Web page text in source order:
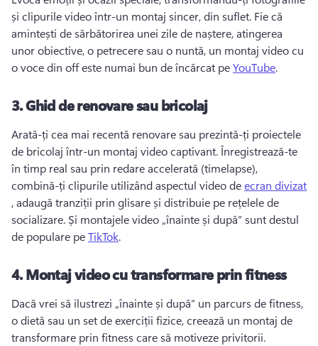
și clipurile video într-un montaj sincer, din suflet. Fie că
amintești de sărbătorirea unei zile de naștere, atingerea
unor obiective, o petrecere sau o nuntă, un montaj video cu
o voce din off este numai bun de încărcat pe YouTube.
3.Ghid de renovare sau bricolaj
Arată-ți cea mai recentă renovare sau prezintă-ți proiectele
de bricolaj într-un montaj video captivant. Înregistrează-te
în timp real sau prin redare accelerată (timelapse),
combină-ți clipurile utilizând aspectul video de ecran divizat
, adaugă tranziții prin glisare și distribuie pe rețelele de
socializare. Și montajele video „înainte și după” sunt destul
de populare pe TikTok.
4.Montaj video cu transformare prin fitness
Dacă vrei să ilustrezi „înainte și după” un parcurs de fitness,
o dietă sau un set de exerciții fizice, creează un montaj de